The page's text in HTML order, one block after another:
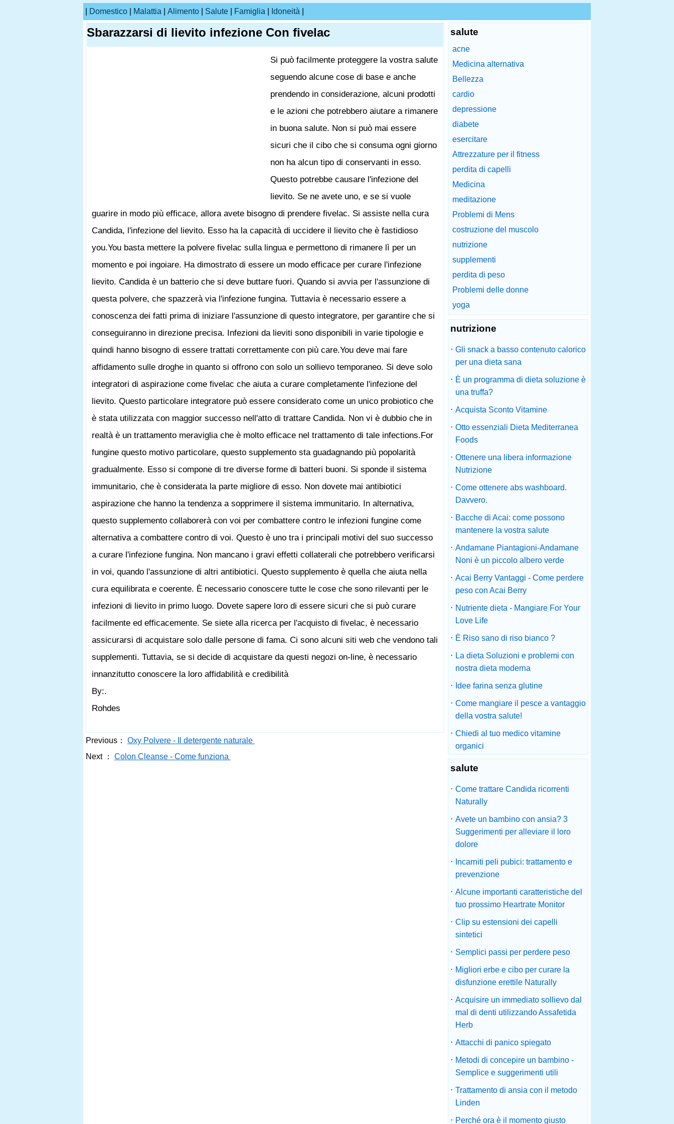
Domestico Malattia Alimento Salute Famiglia Idoneità
Sbarazzarsi di lievito infezione Con fivelac
Si può facilmente proteggere la vostra salute
seguendo alcune cose di base e anche
prendendo in considerazione, alcuni prodotti
e le azioni che potrebbero aiutare a rimanere
in buona salute. Non si può mai essere
sicuri che il cibo che si consuma ogni giorno
non ha alcun tipo di conservanti in esso.
Questo potrebbe causare l'infezione del
lievito. Se ne avete uno, e se si vuole
guarire in modo più efficace, allora avete bisogno di prendere fivelac. Si assiste nella cura
Candida, l'infezione del lievito. Esso ha la capacità di uccidere il lievito che è fastidioso
you.You basta mettere la polvere fivelac sulla lingua e permettono di rimanere lì per un
momento e poi ingoiare. Ha dimostrato di essere un modo efficace per curare l'infezione
lievito. Candida è un batterio che si deve buttare fuori. Quando si avvia per l'assunzione di
questa polvere, che spazzerà via l'infezione fungina. Tuttavia è necessario essere a
conoscenza dei fatti prima di iniziare l'assunzione di questo integratore, per garantire che si
conseguiranno in direzione precisa. Infezioni da lieviti sono disponibili in varie tipologie e
quindi hanno bisogno di essere trattati correttamente con più care.You deve mai fare
affidamento sulle droghe in quanto si offrono con solo un sollievo temporaneo. Si deve solo
integratori di aspirazione come fivelac che aiuta a curare completamente l'infezione del
lievito. Questo particolare integratore può essere considerato come un unico probiotico che
è stata utilizzata con maggior successo nell'atto di trattare Candida. Non vi è dubbio che in
realtà è un trattamento meraviglia che è molto efficace nel trattamento di tale infections.For
fungine questo motivo particolare, questo supplemento sta guadagnando più popolarità
gradualmente. Esso si compone di tre diverse forme di batteri buoni. Si sponde il sistema
immunitario, che è considerata la parte migliore di esso. Non dovete mai antibiotici
aspirazione che hanno la tendenza a sopprimere il sistema immunitario. In alternativa,
questo supplemento collaborerà con voi per combattere contro le infezioni fungine come
alternativa a combattere contro di voi. Questo è uno tra i principali motivi del suo successo
a curare l'infezione fungina. Non mancano i gravi effetti collaterali che potrebbero verificarsi
in voi, quando l'assunzione di altri antibiotici. Questo supplemento è quella che aiuta nella
cura equilibrata e coerente. È necessario conoscere tutte le cose che sono rilevanti per le
infezioni di lievito in primo luogo. Dovete sapere loro di essere sicuri che si può curare
facilmente ed efficacemente. Se siete alla ricerca per l'acquisto di fivelac, è necessario
assicurarsi di acquistare solo dalle persone di fama. Ci sono alcuni siti web che vendono tali
supplementi. Tuttavia, se si decide di acquistare da questi negozi on-line, è necessario
innanzitutto conoscere la loro affidabilità e credibilità
By:.
Rohdes
Previous：
Oxy Polvere - Il detergente naturale
Next ：
Colon Cleanse - Come funziona
salute
acne
Medicina alternativa
Bellezza
cardio
depressione
diabete
esercitare
Attrezzature per il fitness
perdita di capelli
Medicina
meditazione
Problemi di Mens
costruzione del muscolo
nutrizione
supplementi
perdita di peso
Problemi delle donne
yoga
nutrizione
· Gli snack a basso contenuto calorico
per una dieta sana
· È un programma di dieta soluzione è
una truffa?
· Acquista Sconto Vitamine
· Otto essenziali Dieta Mediterranea
Foods
· Ottenere una libera informazione
Nutrizione
· Come ottenere abs washboard.
Davvero.
· Bacche di Acai: come possono
mantenere la vostra salute
· Andamane Piantagioni-Andamane
Noni è un piccolo albero verde
· Acai Berry Vantaggi - Come perdere
peso con Acai Berry
· Nutriente dieta - Mangiare For Your
Love Life
· È Riso sano di riso bianco ?
· La dieta Soluzioni e problemi con
nostra dieta moderna
· Idee farina senza glutine
· Come mangiare il pesce a vantaggio
della vostra salute!
· Chiedi al tuo medico vitamine
organici
salute
· Come trattare Candida ricorrenti
Naturally
· Avete un bambino con ansia? 3
Suggerimenti per alleviare il loro
dolore
·
Incarniti peli pubici: trattamento e
prevenzione
· Alcune importanti caratteristiche del
tuo prossimo Heartrate Monitor
· Clip su estensioni dei capelli
sintetici
· Semplici passi per perdere peso
· Migliori erbe e cibo per curare la
disfunzione erettile Naturally
· Acquisire un immediato sollievo dal
mal di denti utilizzando Assafetida
Herb
· Attacchi di panico spiegato
· Metodi di concepire un bambino -
Semplice e suggerimenti utili
· Trattamento di ansia con il metodo
Linden
· Perché ora è il momento giusto